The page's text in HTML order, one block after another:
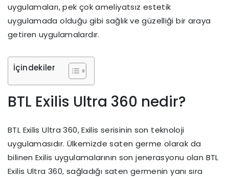
uygulamaları, pek çok ameliyatsız estetik
uygulamada olduğu gibi sağlık ve güzelliği bir araya
getiren uygulamalardır.
İçindekiler
BTL Exilis Ultra 360 nedir?
BTL Exilis Ultra 360, Exilis serisinin son teknoloji
uygulamasıdır. Ülkemizde saten germe olarak da
bilinen Exilis uygulamalarının son jenerasyonu olan BTL
Exilis Ultra 360, sağladığı saten germenin yanı sıra